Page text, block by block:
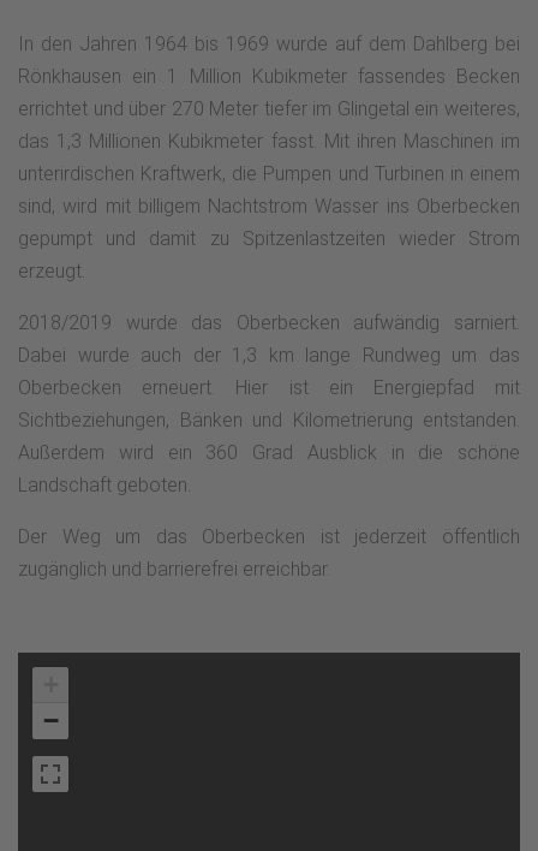
In den Jahren 1964 bis 1969 wurde auf dem Dahlberg bei
Rönkhausen ein 1 Million Kubikmeter fassendes Becken
errichtet und über 270 Meter tiefer im Glingetal ein weiteres,
das 1,3 Millionen Kubikmeter fasst. Mit ihren Maschinen im
unterirdischen Kraftwerk, die Pumpen und Turbinen in einem
sind, wird mit billigem Nachtstrom Wasser ins Oberbecken
gepumpt und damit zu Spitzenlastzeiten wieder Strom
erzeugt.
2018/2019 wurde das Oberbecken aufwändig sarniert.
Dabei wurde auch der 1,3 km lange Rundweg um das
Oberbecken erneuert. Hier ist ein Energiepfad mit
Sichtbeziehungen, Bänken und Kilometrierung entstanden.
Außerdem wird ein 360 Grad Ausblick in die schöne
Landschaft geboten.
Der Weg um das Oberbecken ist jederzeit öffentlich
zugänglich und barrierefrei erreichbar.
−